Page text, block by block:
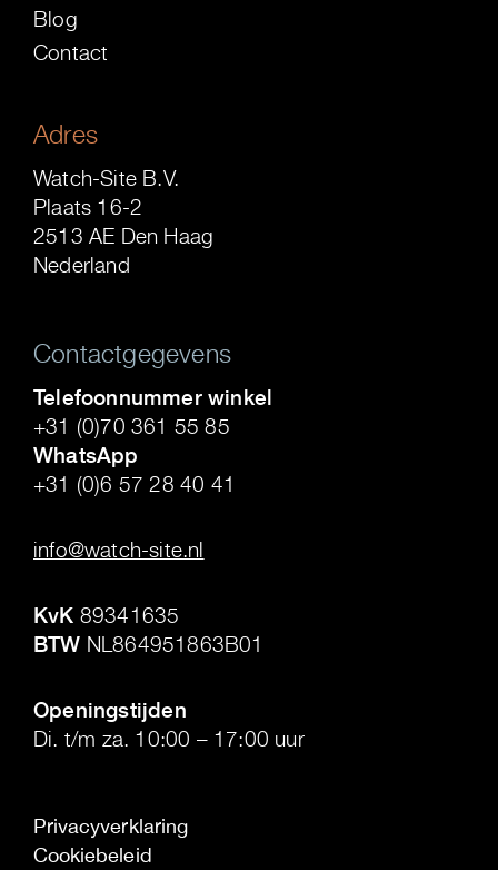
Blog
Contact
Adres
Watch-Site B.V.
Plaats 16-2
2513 AE Den Haag
Nederland
Contactgegevens
Telefoonnummer winkel
+31 (0)70 361 55 85
WhatsApp
+31 (0)6 57 28 40 41
info@watch-site.nl
KvK 89341635
BTW NL864951863B01
Openingstijden
Di. t/m za. 10:00 – 17:00 uur
Privacyverklaring
Cookiebeleid